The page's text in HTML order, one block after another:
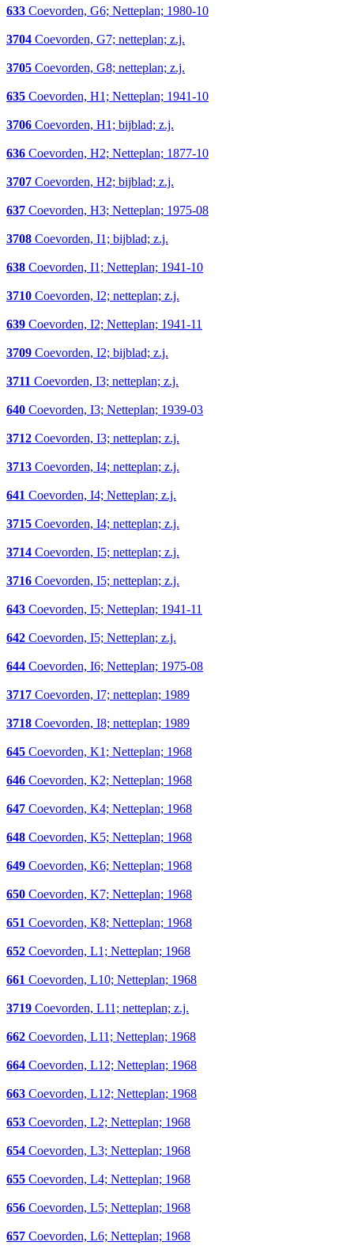
633 Coevorden, G6; Netteplan; 1980-10
3704 Coevorden, G7; netteplan; z.j.
3705 Coevorden, G8; netteplan; z.j.
635 Coevorden, H1; Netteplan; 1941-10
3706 Coevorden, H1; bijblad; z.j.
636 Coevorden, H2; Netteplan; 1877-10
3707 Coevorden, H2; bijblad; z.j.
637 Coevorden, H3; Netteplan; 1975-08
3708 Coevorden, I1; bijblad; z.j.
638 Coevorden, I1; Netteplan; 1941-10
3710 Coevorden, I2; netteplan; z.j.
639 Coevorden, I2; Netteplan; 1941-11
3709 Coevorden, I2; bijblad; z.j.
3711 Coevorden, I3; netteplan; z.j.
640 Coevorden, I3; Netteplan; 1939-03
3712 Coevorden, I3; netteplan; z.j.
3713 Coevorden, I4; netteplan; z.j.
641 Coevorden, I4; Netteplan; z.j.
3715 Coevorden, I4; netteplan; z.j.
3714 Coevorden, I5; netteplan; z.j.
3716 Coevorden, I5; netteplan; z.j.
643 Coevorden, I5; Netteplan; 1941-11
642 Coevorden, I5; Netteplan; z.j.
644 Coevorden, I6; Netteplan; 1975-08
3717 Coevorden, I7; netteplan; 1989
3718 Coevorden, I8; netteplan; 1989
645 Coevorden, K1; Netteplan; 1968
646 Coevorden, K2; Netteplan; 1968
647 Coevorden, K4; Netteplan; 1968
648 Coevorden, K5; Netteplan; 1968
649 Coevorden, K6; Netteplan; 1968
650 Coevorden, K7; Netteplan; 1968
651 Coevorden, K8; Netteplan; 1968
652 Coevorden, L1; Netteplan; 1968
661 Coevorden, L10; Netteplan; 1968
3719 Coevorden, L11; netteplan; z.j.
662 Coevorden, L11; Netteplan; 1968
664 Coevorden, L12; Netteplan; 1968
663 Coevorden, L12; Netteplan; 1968
653 Coevorden, L2; Netteplan; 1968
654 Coevorden, L3; Netteplan; 1968
655 Coevorden, L4; Netteplan; 1968
656 Coevorden, L5; Netteplan; 1968
657 Coevorden, L6; Netteplan; 1968